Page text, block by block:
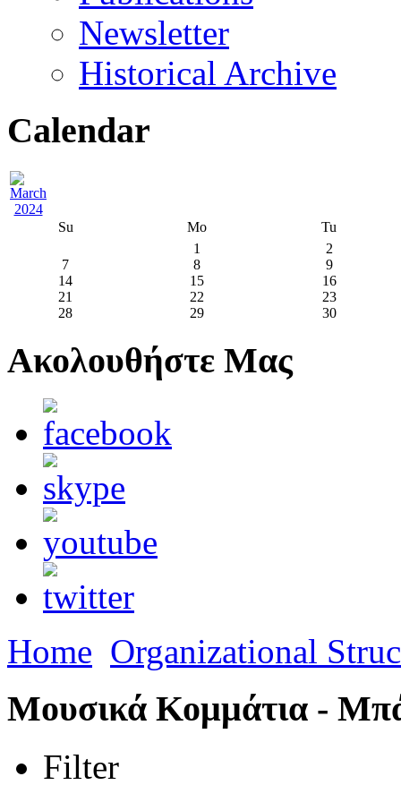
Newsletter
Historical Archive
Calendar
Su Mo
Tu
1
2
7
8
9
14
15
16
21
22
23
28
29 30
Ακολουθήστε Μας
Home Organizational
Μουσικά Κομμάτια -
Filter